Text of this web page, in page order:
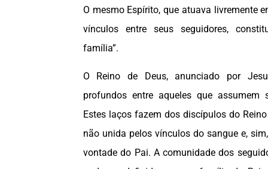
O mesmo Espírito, que atuava livremente
vínculos entre seus seguidores,
família”.
O Reino de Deus, anunciado por
profundos entre aqueles que assumem
Estes laços fazem dos discípulos do
não unida pelos vínculos do sangue e,
vontade do Pai. A comunidade dos